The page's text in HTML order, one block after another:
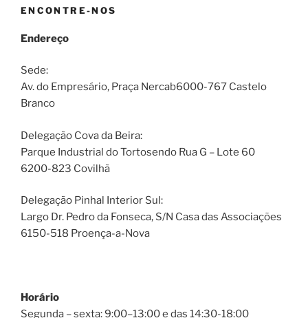
ENCONTRE-NOS
Endereço
Sede:
Av. do Empresário, Praça Nercab6000-767 Castelo
Branco
Delegação Cova da Beira:
Parque Industrial do Tortosendo Rua G – Lote 60
6200-823 Covilhã
Delegação Pinhal Interior Sul:
Largo Dr. Pedro da Fonseca, S/N Casa das Associações
6150-518 Proença-a-Nova
Horário
Segunda – sexta: 9:00–13:00 e das 14:30-18:00